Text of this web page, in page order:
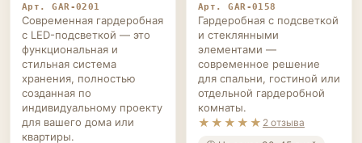
Арт. GAR-0201
Современная гардеробная
с LED-подсветкой — это
функциональная и
стильная система
хранения, полностью
созданная по
индивидуальному проекту
для вашего дома или
квартиры.
Арт. GAR-0158
Гардеробная с подсветкой
и стеклянными
элементами —
современное решение
для спальни, гостиной или
отдельной гардеробной
комнаты.
★★★★★ 2 отзыва